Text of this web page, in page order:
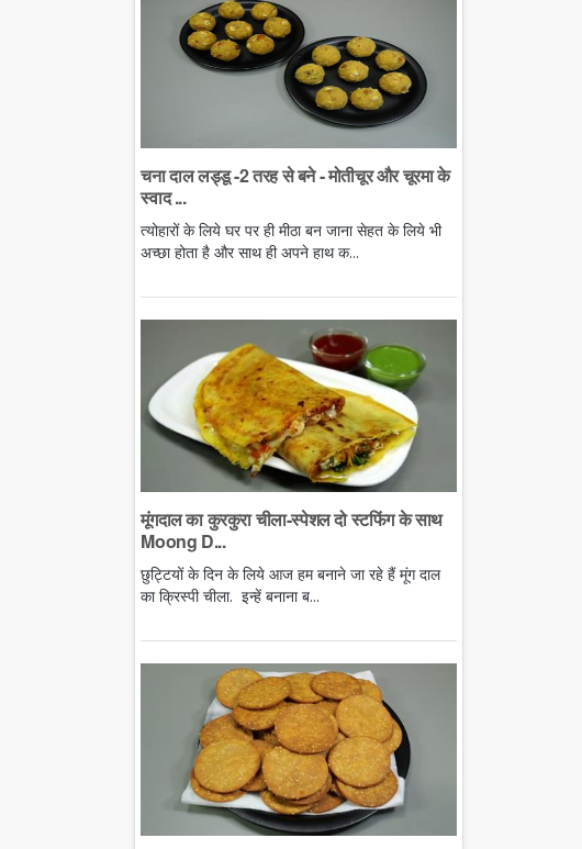
चना दाल लड्डू -2 तरह से बने - मोतीचूर और चूरमा के
स्वाद ...
त्योहारों के लिये घर पर ही मीठा बन जाना सेहत के लिये भी
अच्छा होता है और साथ ही अपने हाथ क...
मूंगदाल का कुरकुरा चीला-स्पेशल दो स्टफिंग के साथ
Moong D...
छुट्टियों के दिन के लिये आज हम बनाने जा रहे हैं मूंग दाल
का क्रिस्पी चीला. इन्हें बनाना ब...